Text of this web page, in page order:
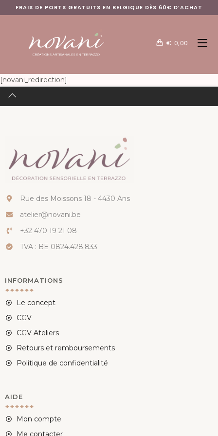
FRAIS DE PORTS GRATUITS EN BELGIQUE DÈS 60€ D’ACHAT
€ 0,00
[novani_redirection]
Rue des Moissons 18 - 4430 Ans
atelier@novani.be
+32 470 19 21 08
TVA : BE 0824.428.833
INFORMATIONS
Le concept
CGV
CGV Ateliers
Retours et remboursements
Politique de confidentialité
AIDE
Mon compte
Me contacter